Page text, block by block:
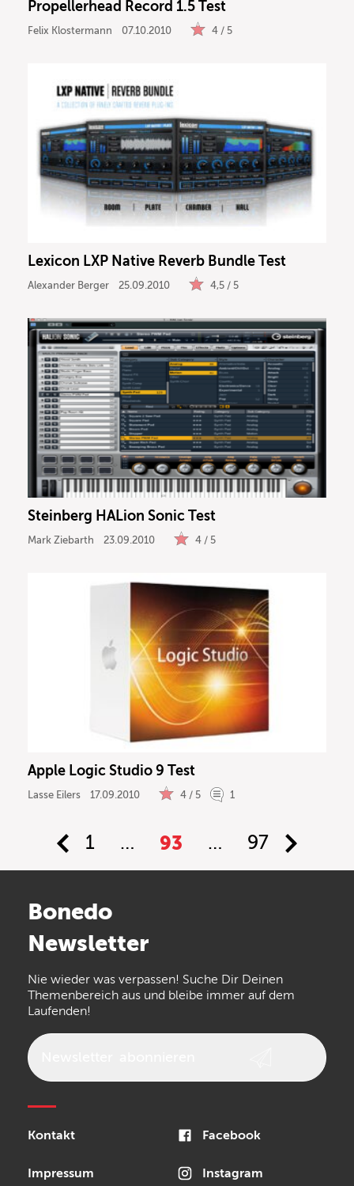
Propellerhead Record 1.5 Test
Felix Klostermann 07.10.2010 4 / 5
Lexicon LXP Native Reverb Bundle Test
Alexander Berger 25.09.2010 4,5 / 5
Steinberg HALion Sonic Test
Mark Ziebarth 23.09.2010 4 / 5
Apple Logic Studio 9 Test
Lasse Eilers 17.09.2010 4 / 5 1
1 … 93 … 97
Bonedo
Newsletter
Nie wieder was verpassen! Suche Dir Deinen
Themenbereich aus und bleibe immer auf dem
Laufenden!
Kontakt
Impressum
Facebook
Instagram